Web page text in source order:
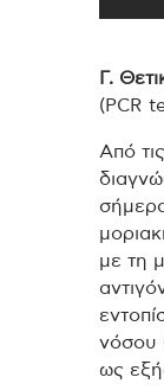
Γ.
(PCR
Από
με τη
νόσου
ως